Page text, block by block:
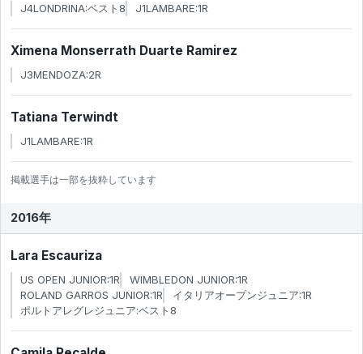
J4LONDRINA:ベスト8 J1LAMBARE:1R
Ximena Monserrath Duarte Ramirez
J3MENDOZA:2R
Tatiana Terwindt
J1LAMBARE:1R
掲載選手は一部を抜粋しています
2016年
Lara Escauriza
US OPEN JUNIOR:1R
WIMBLEDON JUNIOR:1R
ROLAND GARROS JUNIOR:1R
イタリアオープンジュニア:1R
ポルトアレグレジュニア:ベスト8